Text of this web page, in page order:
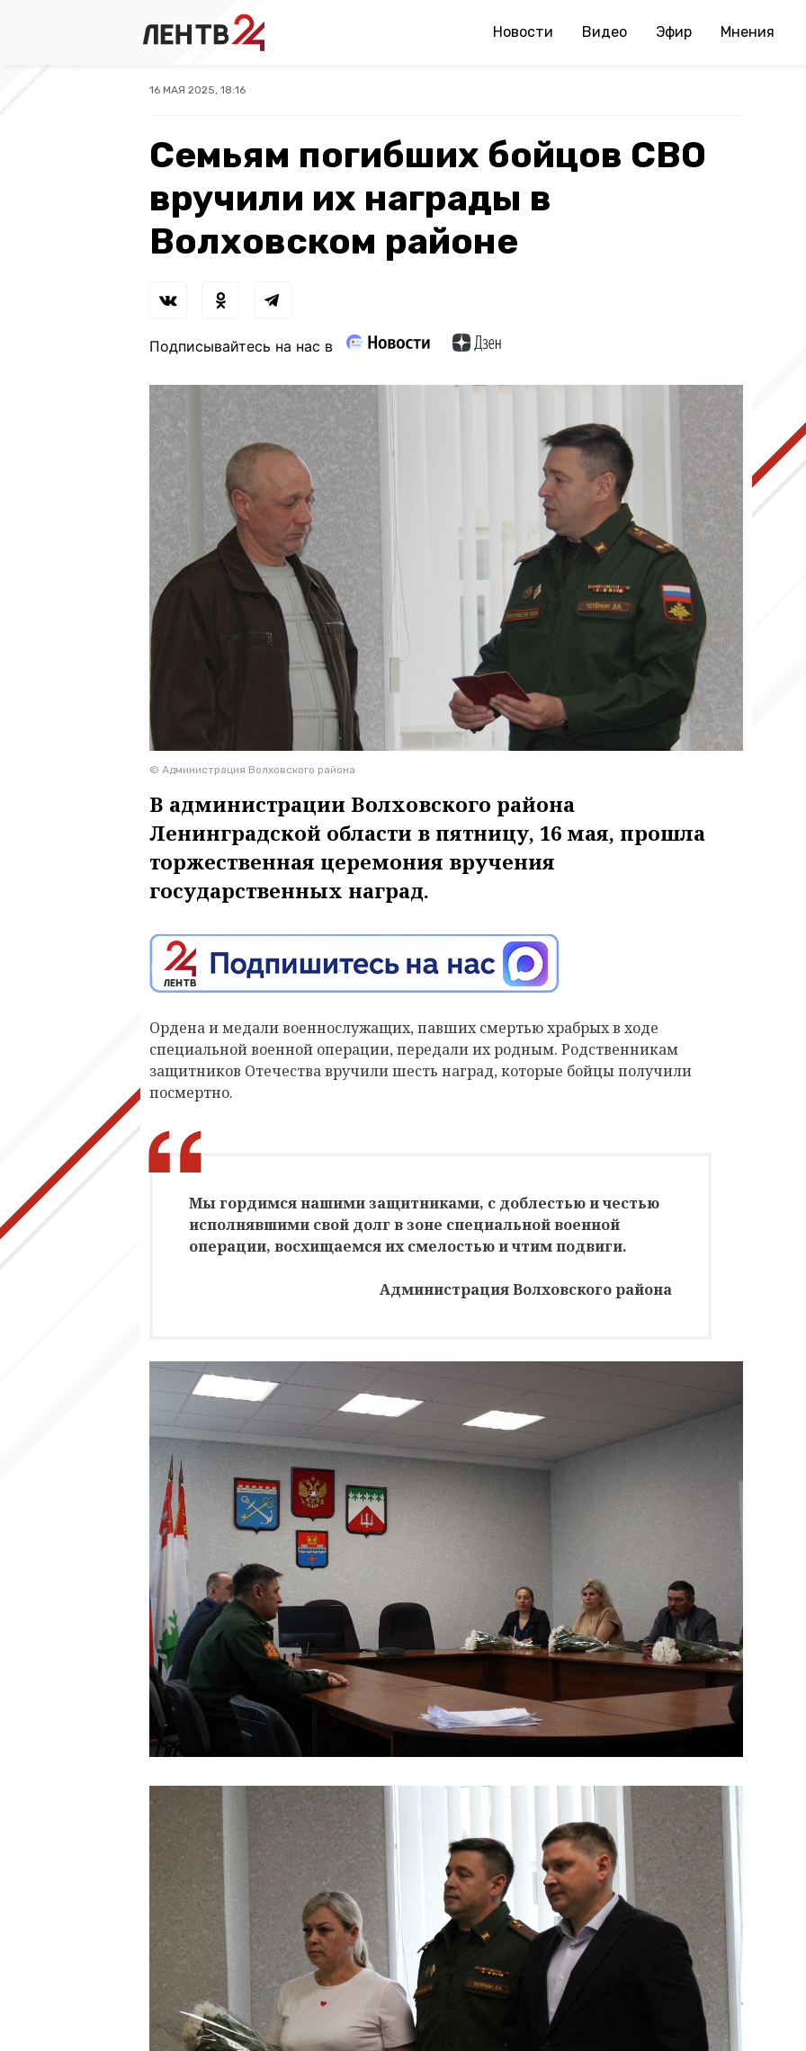
Новости Видео Эфир Мнения
16 МАЯ 2025, 18:16
Семьям погибших бойцов СВО
вручили их награды в
Волховском районе
Подписывайтесь на нас в
© Администрация Волховского района
В администрации Волховского района
Ленинградской области в пятницу, 16 мая, прошла
торжественная церемония вручения
государственных наград.
Ордена и медали военнослужащих, павших смертью храбрых в ходе
специальной военной операции, передали их родным. Родственникам
защитников Отечества вручили шесть наград, которые бойцы получили
посмертно.
Мы гордимся нашими защитниками, с доблестью и честью
исполнявшими свой долг в зоне специальной военной
операции, восхищаемся их смелостью и чтим подвиги.
Администрация Волховского района